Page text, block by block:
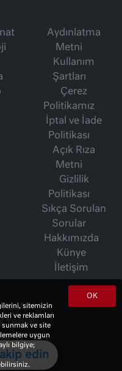
Aydınlatma
Metni
Kullanım
Şartları
Çerez
Politikamız
İptal ve İade
Politikası
Açık Rıza
Metni
Gizlilik
Politikası
Sıkça Sorulan
Sorular
Hakkımızda
Künye
İletişim
OK
sitemizin
ve reklamları
sunmak ve site
uygun
bilgiye;
edin